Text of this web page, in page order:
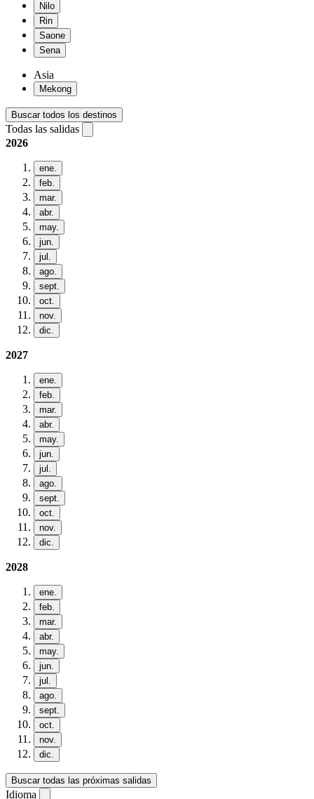
Nilo
Rin
Saone
Sena
Asia
Mekong
Buscar todos los destinos
Todas las salidas
2026
ene.
feb.
mar.
abr.
may.
jun.
jul.
ago.
sept.
oct.
nov.
dic.
2027
ene.
feb.
mar.
abr.
may.
jun.
jul.
ago.
sept.
oct.
nov.
dic.
2028
ene.
feb.
mar.
abr.
may.
jun.
jul.
ago.
sept.
oct.
nov.
dic.
Buscar todas las próximas salidas
Idioma